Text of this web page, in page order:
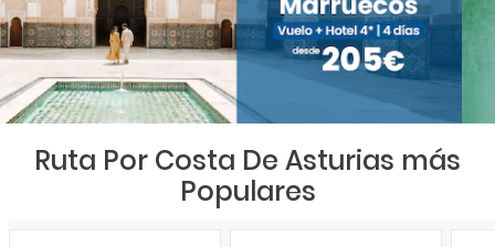
Ruta Por Costa De Asturias más
Populares